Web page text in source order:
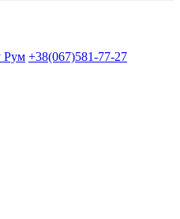
+38(067)581-77-27